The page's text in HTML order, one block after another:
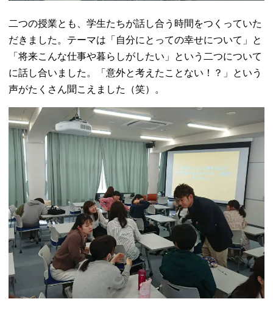
二つの授業とも、学生たちが話し合う時間をつくっていた
だきました。テーマは「自分にとっての幸せについて」と
「将来こんな仕事や暮らしがしたい」という二つについて
に話し合いました。「意外と考えたことない！？」という
声がたくさん聞こえました（笑）。